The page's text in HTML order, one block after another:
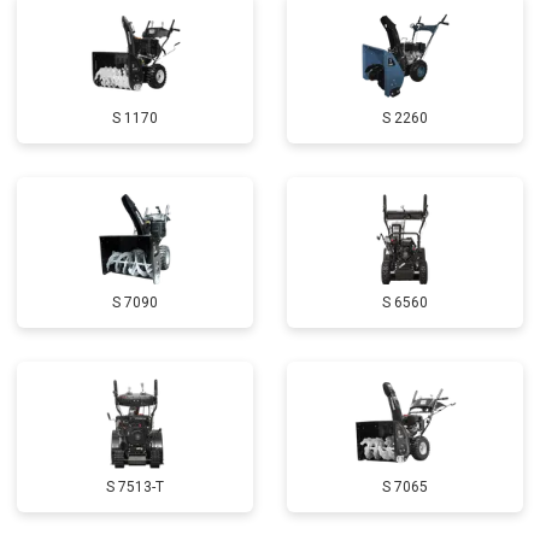
Замена маховика от 3050 ₽ Заказать
Замена шины на колесном диске от 2000 ₽
Ремонт электропроводки от 3150 ₽ Заказать
Полное ТО от 4900 ₽
Ремонт привода от 3250 ₽
Замена свечей зажигания от 1820 ₽ Заказать
Демонтаж-монтаж двигателя от 6400 ₽
Ремонт сцепления от 3800 ₽ Заказать
S 1170 S 2260
S 7090 S 6560
S 7513-T S 7065